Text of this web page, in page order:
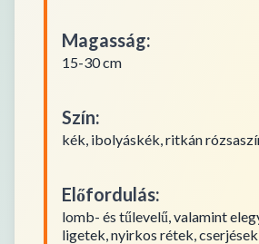
Magasság:
15-30 cm
Szín:
kék, ibolyáskék, ritkán
Előfordulás:
lomb- és tűlevelű, valamint
ligetek, nyirkos rétek,